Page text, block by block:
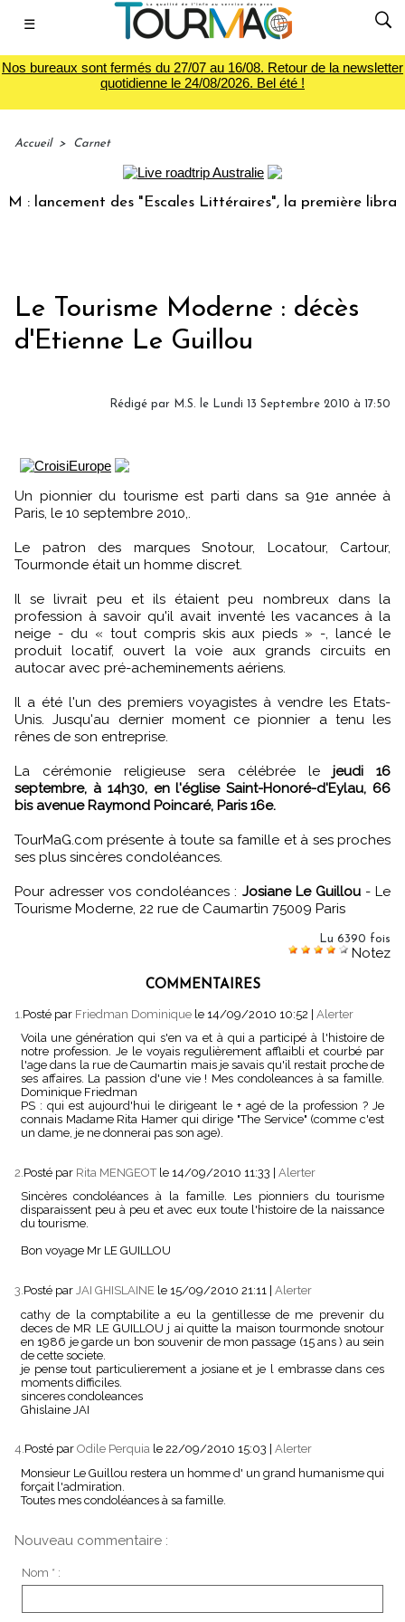
☰
Nos bureaux sont fermés du 27/07 au 16/08. Retour de la newsletter
quotidienne le 24/08/2026. Bel été !
Accueil > Carnet
lancement des "Escales Littéraires", la première librairie
Le Tourisme Moderne : décès
d'Etienne Le Guillou
Rédigé par M.S. le Lundi 13 Septembre 2010 à 17:50
Un pionnier du tourisme est parti dans sa 91e année à
Paris, le 10 septembre 2010,.
Le patron des marques Snotour, Locatour, Cartour,
Tourmonde était un homme discret.
Il se livrait peu et ils étaient peu nombreux dans la
profession à savoir qu'il avait inventé les vacances à la
neige - du « tout compris skis aux pieds » -, lancé le
produit locatif, ouvert la voie aux grands circuits en
autocar avec pré-acheminements aériens.
Il a été l'un des premiers voyagistes à vendre les Etats-
Unis. Jusqu'au dernier moment ce pionnier a tenu les
rênes de son entreprise.
La cérémonie religieuse sera célébrée le jeudi 16
septembre, à 14h30, en l'église Saint-Honoré-d'Eylau, 66
bis avenue Raymond Poincaré, Paris 16e.
TourMaG.com présente à toute sa famille et à ses proches
ses plus sincères condoléances.
Pour adresser vos condoléances : Josiane Le Guillou- Le
Tourisme Moderne, 22 rue de Caumartin 75009 Paris
Lu 6390 fois
Notez
COMMENTAIRES
1. Posté par Friedman Dominique le 14/09/2010 10:52 | Alerter
Voila une génération qui s'en va et à qui a participé à l'histoire de
notre profession. Je le voyais regulièrement afflaibli et courbé par
l'age dans la rue de Caumartin mais je savais qu'il restait proche de
ses affaires. La passion d'une vie ! Mes condoleances à sa famille.
Dominique Friedman
PS : qui est aujourd'hui le dirigeant le + agé de la profession ? Je
connais Madame Rita Hamer qui dirige "The Service" (comme c'est
un dame, je ne donnerai pas son age).
2. Posté par Rita MENGEOT le 14/09/2010 11:33 | Alerter
Sincères condoléances à la famille. Les pionniers du tourisme
disparaissent peu à peu et avec eux toute l'histoire de la naissance
du tourisme.
Bon voyage Mr LE GUILLOU
3. Posté par JAI GHISLAINE le 15/09/2010 21:11
Alerter
cathy de la comptabilite a eu la gentillesse de me prevenir du
deces de MR LE GUILLOU j ai quitte la maison tourmonde snotour
en 1986 je garde un bon souvenir de mon passage (15 ans ) au sein
de cette societe.
je pense tout particulierement a josiane et je l embrasse dans ces
moments difficiles.
sinceres condoleances
Ghislaine JAI
4.Posté par Odile Perquia le 22/09/2010 15:03
Alerter
Monsieur Le Guillou restera un homme d' un grand humanisme qui
forçait l'admiration.
Toutes mes condoléances à sa famille.
Nouveau commentaire :
Nom * :